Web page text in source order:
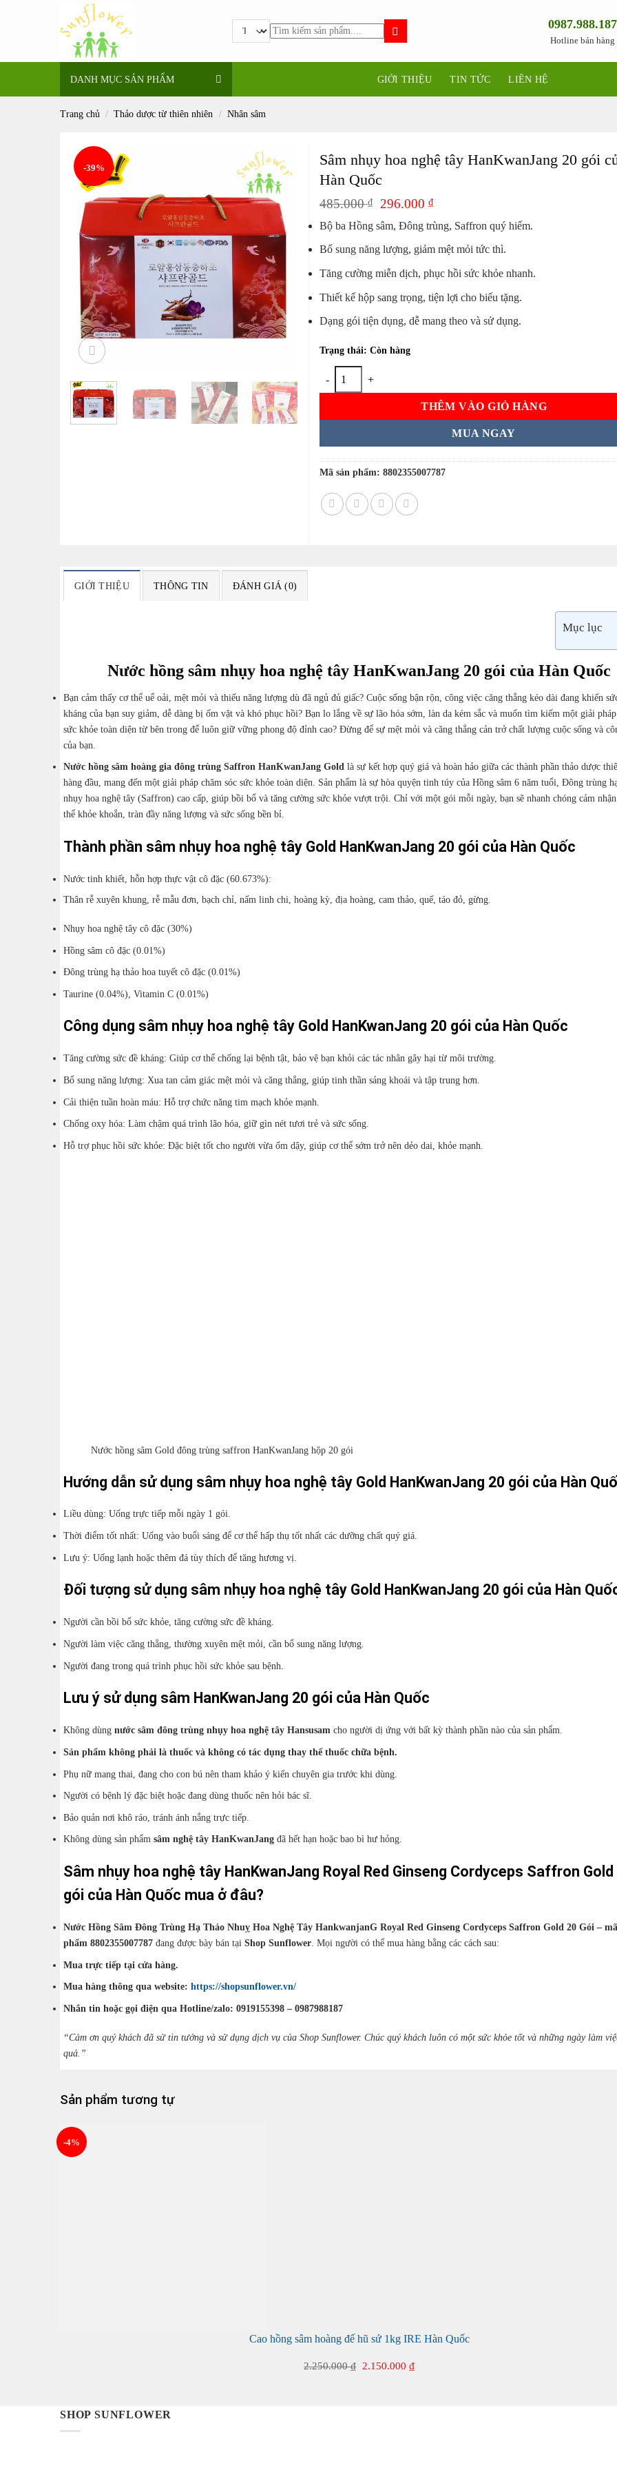
dung
Tìm
kiếm:
0987.988.187
Hotline bán hàng
DANH MỤC SẢN PHẨM GIỚI THIỆU TIN TỨC LIÊN HỆ
Trang chủ / Thảo dược từ thiên nhiên / Nhân sâm
-39%
Sâm nhụy hoa nghệ tây HanKwanJang 20 gói
Hàn Quốc
485.000₫
Giá
là:
485.000 ₫.
296.000 ₫Giá
tại
296.000 ₫.
Bộ ba Hồng sâm, Đông trùng, Saffron quý hiếm.
Bổ sung năng lượng, giảm mệt mỏi tức thì.
Tăng cường miễn dịch, phục hồi sức khỏe nhanh.
Thiết kế hộp sang trọng, tiện lợi cho biếu tặng.
Dạng gói tiện dụng, dễ mang theo và sử dụng.
Trạng thái: Còn hàng
Sâm nhụy hoa nghệ tây HanKwanJang 20 gói của Hàn Quốc số lượng
THÊM VÀO GIỎ HÀNG
MUA NGAY
Mã sản phẩm:8802355007787
GIỚI THIỆU THÔNG TIN ĐÁNH GIÁ (0)
Mục lục
Nước hồng sâm nhụy hoa nghệ tây HanKwanJang 20 gói của Hàn Quốc
Bạn cảm thấy cơ thể uể oải, mệt mỏi và thiếu năng lượng dù đã ngủ đủ giấc? Cuộc sống bận rộn, công việc căng thẳng kéo dài đang khiến
kháng của bạn suy giảm, dễ dàng bị ốm vặt và khó phục hồi? Bạn lo lắng về sự lão hóa sớm, làn da kém sắc và muốn tìm kiếm một giải
sức khỏe toàn diện từ bên trong để luôn giữ vững phong độ đỉnh cao? Đừng để sự mệt mỏi và căng thẳng cản trở chất lượng cuộc sống và
của bạn.
Nước hồng sâm hoàng gia đông trùng Saffron HanKwanJang Gold là sự kết hợp quý giá và hoàn hảo giữa các thành phần thảo dược
hàng đầu, mang đến một giải pháp chăm sóc sức khỏe toàn diện. Sản phẩm là sự hòa quyện tinh túy của Hồng sâm 6 năm tuổi, Đông trùng
nhụy hoa nghệ tây (Saffron) cao cấp, giúp bồi bổ và tăng cường sức khỏe vượt trội. Chỉ với một gói mỗi ngày, bạn sẽ nhanh chóng cảm
thể khỏe khoắn, tràn đầy năng lượng và sức sống bền bỉ.
Thành phần sâm nhụy hoa nghệ tây Gold HanKwanJang 20 gói của Hàn Quốc
Nước tinh khiết, hỗn hợp thực vật cô đặc (60.673%):
Thân rễ xuyên khung, rễ mẫu đơn, bạch chỉ, nấm linh chi, hoàng kỳ, địa hoàng, cam thảo, quế, táo đỏ, gừng.
Nhụy hoa nghệ tây cô đặc (30%)
Hồng sâm cô đặc (0.01%)
Đông trùng hạ thảo hoa tuyết cô đặc (0.01%)
Taurine (0.04%), Vitamin C (0.01%)
Công dụng sâm nhụy hoa nghệ tây Gold HanKwanJang 20 gói của Hàn Quốc
Tăng cường sức đề kháng: Giúp cơ thể chống lại bệnh tật, bảo vệ bạn khỏi các tác nhân gây hại từ môi trường.
Bổ sung năng lượng: Xua tan cảm giác mệt mỏi và căng thẳng, giúp tinh thần sảng khoái và tập trung hơn.
Cải thiện tuần hoàn máu: Hỗ trợ chức năng tim mạch khỏe mạnh.
Chống oxy hóa: Làm chậm quá trình lão hóa, giữ gìn nét tươi trẻ và sức sống.
Hỗ trợ phục hồi sức khỏe: Đặc biệt tốt cho người vừa ốm dậy, giúp cơ thể sớm trở nên dẻo dai, khỏe mạnh.
Nước hồng sâm Gold đông trùng saffron HanKwanJang hộp 20 gói
Hướng dẫn sử dụng sâm nhụy hoa nghệ tây Gold HanKwanJang 20 gói của Hàn
Liều dùng: Uống trực tiếp mỗi ngày 1 gói.
Thời điểm tốt nhất: Uống vào buổi sáng để cơ thể hấp thụ tốt nhất các dưỡng chất quý giá.
Lưu ý: Uống lạnh hoặc thêm đá tùy thích để tăng hương vị.
Đối tượng sử dụng sâm nhụy hoa nghệ tây Gold HanKwanJang 20 gói của Hàn
Người cần bồi bổ sức khỏe, tăng cường sức đề kháng.
Người làm việc căng thẳng, thường xuyên mệt mỏi, cần bổ sung năng lượng.
Người đang trong quá trình phục hồi sức khỏe sau bệnh.
Lưu ý sử dụng sâm HanKwanJang 20 gói của Hàn Quốc
Không dùng nước sâm đông trùng nhụy hoa nghệ tây Hansusam cho người dị ứng với bất kỳ thành phần nào của sản phẩm.
Sản phẩm không phải là thuốc và không có tác dụng thay thế thuốc chữa bệnh.
Phụ nữ mang thai, đang cho con bú nên tham khảo ý kiến chuyên gia trước khi dùng.
Người có bệnh lý đặc biệt hoặc đang dùng thuốc nên hỏi bác sĩ.
Bảo quản nơi khô ráo, tránh ánh nắng trực tiếp.
Không dùng sản phẩm sâm nghệ tây HanKwanJang đã hết hạn hoặc bao bì hư hỏng.
Sâm nhụy hoa nghệ tây HanKwanJang Royal Red Ginseng Cordyceps Saffron Gold
gói của Hàn Quốc mua ở đâu?
Nước Hồng Sâm Đông Trùng Hạ Thảo Nhuỵ Hoa Nghệ Tây HankwanjanG Royal Red Ginseng Cordyceps Saffron Gold 20 Gói –
phẩm 8802355007787 đang được bày bán tại Shop Sunflower . Mọi người có thể mua hàng bằng các cách sau:
Mua trực tiếp tại cửa hàng.
Mua hàng thông qua website: https://shopsunflower.vn/
Nhắn tin hoặc gọi điện qua Hotline/zalo: 0919155398 – 0987988187
“Cảm ơn quý khách đã sử tin tưởng và sử dụng dịch vụ của Shop Sunflower. Chúc quý khách luôn có một sức khỏe tốt và những ngày làm
quả.”
Sản phẩm tương tự
-4%
Cao hồng sâm hoàng đế hũ sứ 1kg IRE Hàn Quốc
2.250.000₫
Giá
2.150.000 ₫Giá
SHOP SUNFLOWER